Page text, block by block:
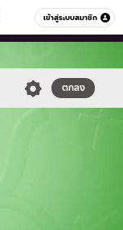
เข้าสู่ระบบสมาชิก
หมวดอื่นๆ
ตกลง